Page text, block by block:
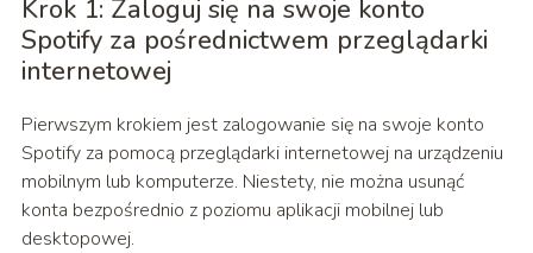
Krok 1: Zaloguj się na swoje konto
Spotify za pośrednictwem przeglądarki
internetowej
Pierwszym krokiem jest zalogowanie się na swoje konto
Spotify za pomocą przeglądarki internetowej na urządzeniu
mobilnym lub komputerze. Niestety, nie można usunąć
konta bezpośrednio z poziomu aplikacji mobilnej lub
desktopowej.